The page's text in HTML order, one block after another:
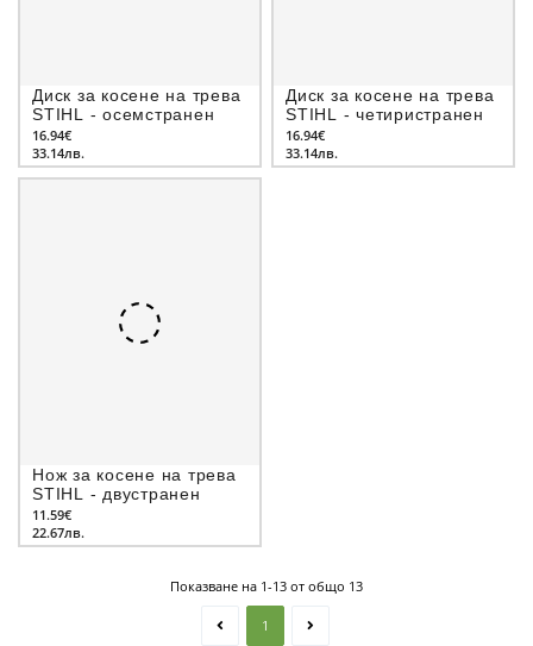
Диск за косене на трева
STIHL - осемстранен
16.94€
33.14лв.
Диск за косене на трева
STIHL - четиристранен
16.94€
33.14лв.
Нож за косене на трева
STIHL - двустранен
11.59€
22.67лв.
Показване на 1-13 от общо 13
1